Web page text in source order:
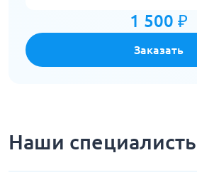
1 500 ₽
Заказать
Наши